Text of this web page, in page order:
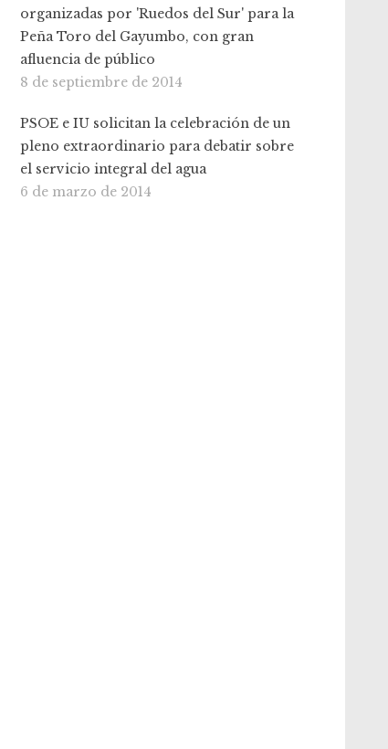
organizadas por 'Ruedos del Sur' para la
Peña Toro del Gayumbo, con gran
afluencia de público
8 de septiembre de 2014
PSOE e IU solicitan la celebración de un
pleno extraordinario para debatir sobre
el servicio integral del agua
6 de marzo de 2014